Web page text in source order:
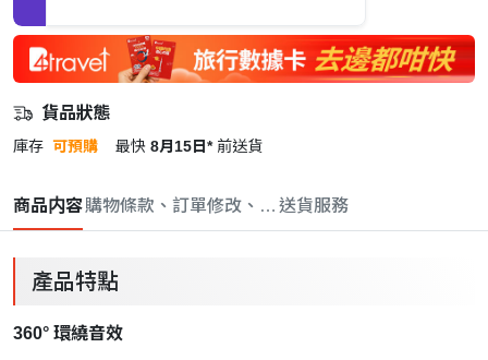
貨品狀態
庫存 可預購 最快 8月15日* 前送貨
商品内容購物條款、訂單修改、取消與退款政策
送貨服務
產品特點
360° 環繞音效